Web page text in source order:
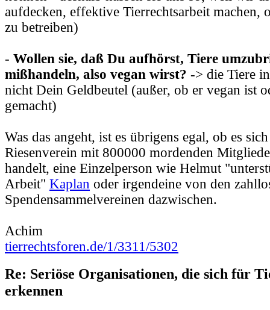
aufdecken, effektive Tierrechtsarbeit machen,
zu betreiben)
- Wollen sie, daß Du aufhörst, Tiere
mißhandeln, also vegan wirst? -> die Tiere
nicht Dein Geldbeutel (außer, ob er vegan ist
gemacht)
Was das angeht, ist es übrigens egal, ob es
Riesenverein mit 800000 mordenden
handelt, eine Einzelperson wie Helmut
Arbeit" Kaplan oder irgendeine von den
Spendensammelvereinen dazwischen.
Achim
tierrechtsforen.de/1/3311/5302
Re: Seriöse Organisationen, die sich für
erkennen